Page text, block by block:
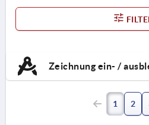
Zeichnung ein- /
1 2